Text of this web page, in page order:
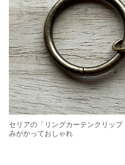
セリアの「リングカーテンクリッ
みがかっておしゃれ